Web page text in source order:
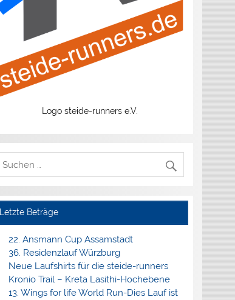
Logo steide-runners e.V.
Letzte Beträge
22. Ansmann Cup Assamstadt
36. Residenzlauf Würzburg
Neue Laufshirts für die steide-runners
Kronio Trail – Kreta Lasithi-Hochebene
13. Wings for life World Run-Dies Lauf ist